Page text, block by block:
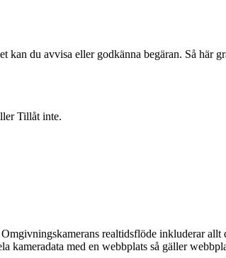
kan du avvisa eller godkänna begäran. Så här
Tillåt inte.
realtidsflöde inkluderar allt
med en webbplats så gäller